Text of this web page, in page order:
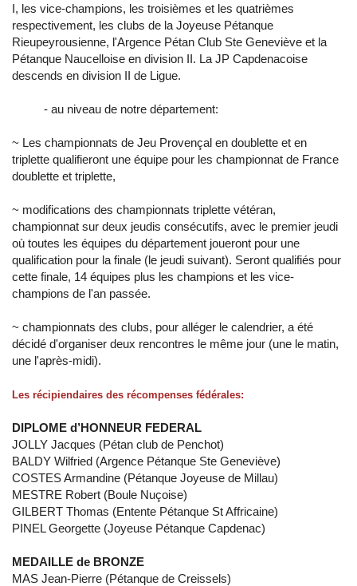
I, les vice-champions, les troisièmes et les quatrièmes
respectivement, les clubs de la Joyeuse Pétanque
Rieupeyrousienne, l'Argence Pétan Club Ste Geneviève et la
Pétanque Naucelloise en division II. La JP Capdenacoise
descends en division II de Ligue.
- au niveau de notre département:
~ Les championnats de Jeu Provençal en doublette et en
triplette qualifieront une équipe pour les championnat de France
doublette et triplette,
~ modifications des championnats triplette vétéran,
championnat sur deux jeudis consécutifs, avec le premier jeudi
où toutes les équipes du département joueront pour une
qualification pour la finale (le jeudi suivant). Seront qualifiés pour
cette finale, 14 équipes plus les champions et les vice-
champions de l'an passée.
~ championnats des clubs, pour alléger le calendrier, a été
décidé d'organiser deux rencontres le même jour (une le matin,
une l'après-midi).
Les récipiendaires des récompenses fédérales:
DIPLOME d’HONNEUR FEDERAL
JOLLY Jacques (Pétan club de Penchot)
BALDY Wilfried (Argence Pétanque Ste Geneviève)
COSTES Armandine (Pétanque Joyeuse de Millau)
MESTRE Robert (Boule Nuçoise)
GILBERT Thomas (Entente Pétanque St Affricaine)
PINEL Georgette (Joyeuse Pétanque Capdenac)
MEDAILLE de BRONZE
MAS Jean-Pierre (Pétanque de Creissels)